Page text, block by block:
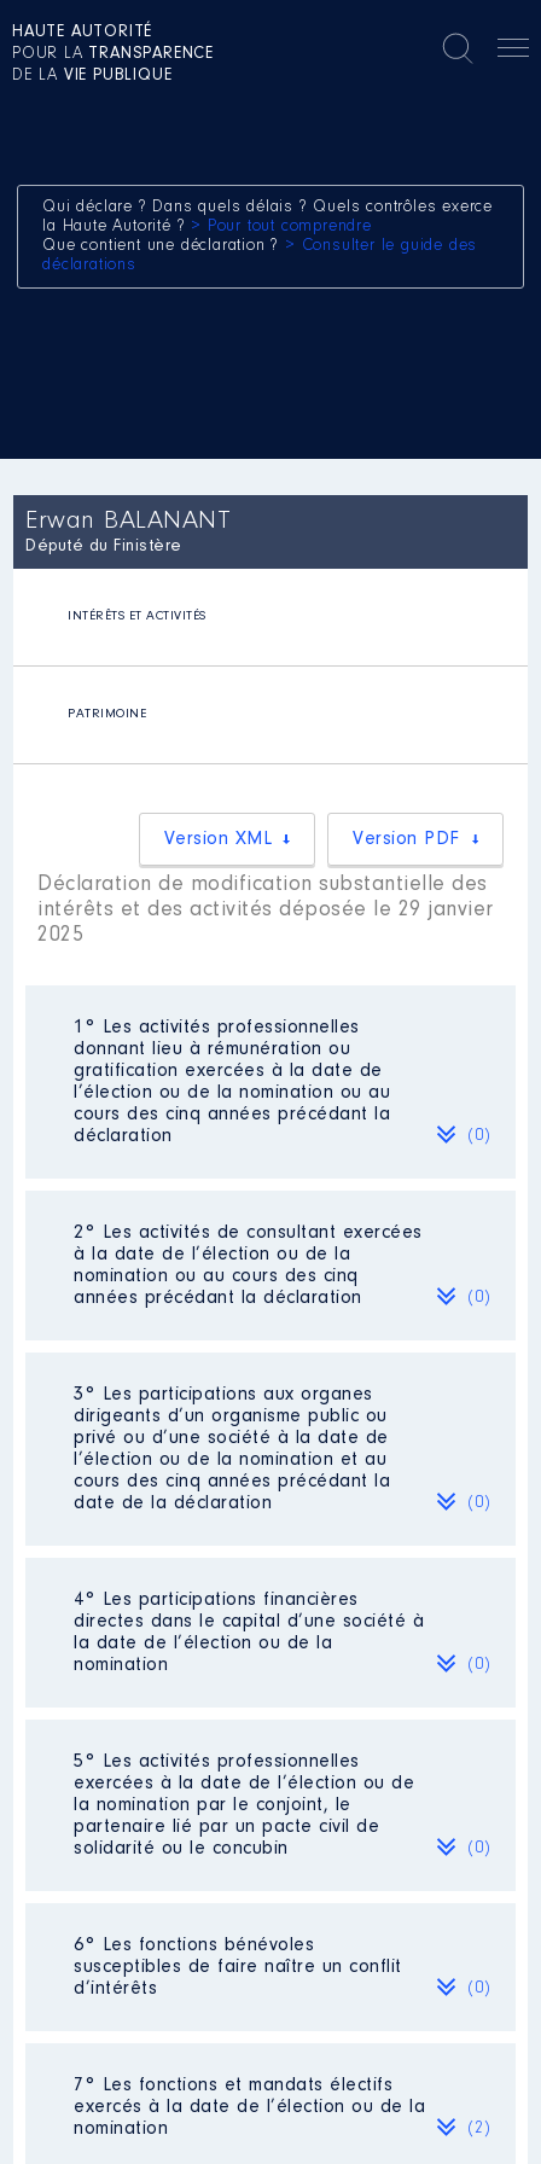
HAUTE AUTORITÉ
POUR LA TRANSPARENCE
DE LA VIE PUBLIQUE
Qui déclare ? Dans quels délais ? Quels contrôles exerce
la Haute Autorité ? > Pour tout comprendre
Que contient une déclaration ? > Consulter le guide des
déclarations
Erwan BALANANT
Député du Finistère
INTÉRÊTS ET ACTIVITÉS
PATRIMOINE
Version PDF
Version XML
Déclaration de modification substantielle des
intérêts et des activités déposée le 29 janvier
2025
1° Les activités professionnelles
donnant lieu à rémunération ou
gratification exercées à la date de
l’élection ou de la nomination ou au
cours des cinq années précédant la
déclaration
(0)
Néant
2° Les activités de consultant exercées
à la date de l’élection ou de la
nomination ou au cours des cinq
années précédant la déclaration
(0)
Néant
3° Les participations aux organes
dirigeants d’un organisme public ou
privé ou d’une société à la date de
l’élection ou de la nomination et au
cours des cinq années précédant la
date de la déclaration
(0)
Néant
4° Les participations financières
directes dans le capital d’une société à
la date de l’élection ou de la
nomination
(0)
Néant
5° Les activités professionnelles
exercées à la date de l’élection ou de
la nomination par le conjoint, le
partenaire lié par un pacte civil de
solidarité ou le concubin
(0)
Néant
6° Les fonctions bénévoles
susceptibles de faire naître un conflit
d’intérêts
(0)
Néant
7° Les fonctions et mandats électifs
exercés à la date de l’élection ou de la
nomination
(2)